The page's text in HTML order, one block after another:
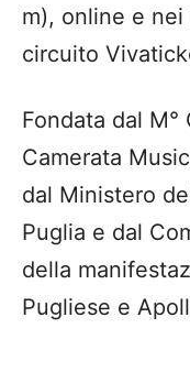
m), online e
circuito
Fondata dal M°
Camerata
dal Ministero
Puglia e dal
della
Pugliese e